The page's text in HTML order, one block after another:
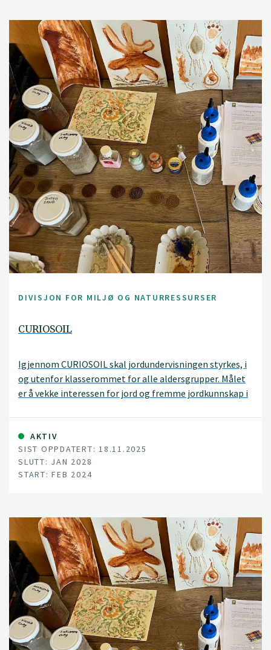
DIVISJON FOR MILJØ OG NATURRESSURSER
CURIOSOIL
Igjennom CURIOSOIL skal jordundervisningen styrkes, i
og utenfor klasserommet for alle aldersgrupper. Målet
er å vekke interessen for jord og fremme jordkunnskap i
AKTIV
SIST OPPDATERT: 18.11.2025
SLUTT: JAN 2028
START: FEB 2024